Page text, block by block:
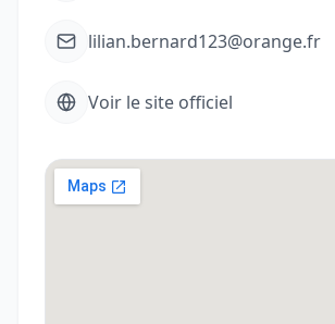
lilian.bernard123@orange.fr
Voir le site officiel